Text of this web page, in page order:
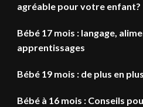
agréable pour votre enfant?
Bébé 17 mois : langage,
apprentissages
Bébé 19 mois : de plus en
Bébé à 16 mois : Conseils